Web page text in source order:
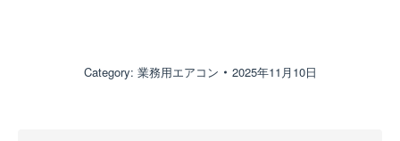
Category: 業務用エアコン 2025年11月10日